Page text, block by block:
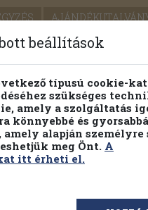
ÁRAINK
kereső
beállítások
típusú cookie-
szükséges
amely a szolgáltatás
könnyebbé és
alapján személyre
meg Önt. A
itt érheti el.